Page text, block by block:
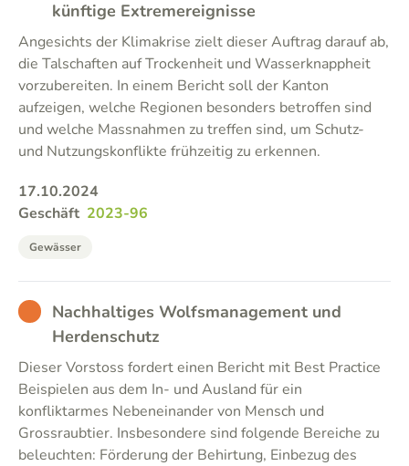
künftige Extremereignisse
Angesichts der Klimakrise zielt dieser Auftrag darauf ab,
die Talschaften auf Trockenheit und Wasserknappheit
vorzubereiten. In einem Bericht soll der Kanton
aufzeigen, welche Regionen besonders betroffen sind
und welche Massnahmen zu treffen sind, um Schutz-
und Nutzungskonflikte frühzeitig zu erkennen.
17.10.2024
Geschäft 2023-96
Gewässer
BAD Nachhaltiges Wolfsmanagement und
Herdenschutz
Dieser Vorstoss fordert einen Bericht mit Best Practice
Beispielen aus dem In- und Ausland für ein
konfliktarmes Nebeneinander von Mensch und
Grossraubtier. Insbesondere sind folgende Bereiche zu
beleuchten: Förderung der Behirtung, Einbezug des